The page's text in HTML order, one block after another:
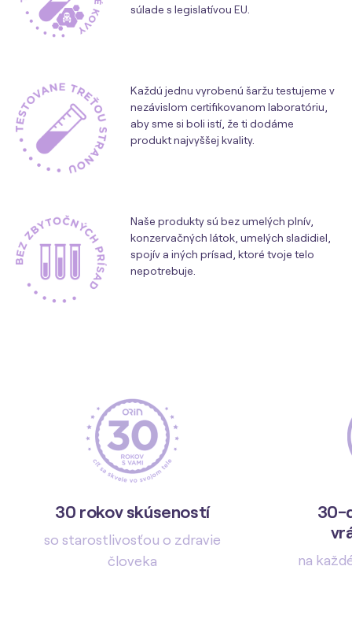
súlade s legislatívou EU.
Každú jednu vyrobenú šaržu testujeme v
nezávislom certifikovanom laboratóriu,
aby sme si boli istí, že ti dodáme
produkt najvyššej kvality.
Naše produkty sú bez umelých plnív,
konzervačných látok, umelých sladidiel,
spojív a iných prísad, ktoré tvoje telo
nepotrebuje.
30 rokov skúseností
so starostlivosťou o zdravie
človeka
30-
na